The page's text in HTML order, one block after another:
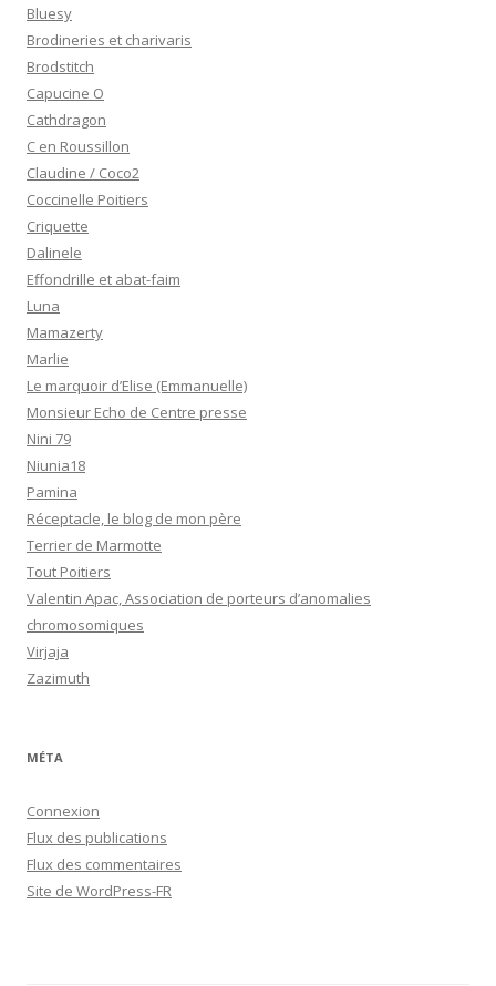
Bluesy
Brodineries et charivaris
Brodstitch
Capucine O
Cathdragon
C en Roussillon
Claudine / Coco2
Coccinelle Poitiers
Criquette
Dalinele
Effondrille et abat-faim
Luna
Mamazerty
Marlie
Le marquoir d’Elise (Emmanuelle)
Monsieur Echo de Centre presse
Nini 79
Niunia18
Pamina
Réceptacle, le blog de mon père
Terrier de Marmotte
Tout Poitiers
Valentin Apac, Association de porteurs d’anomalies
chromosomiques
Virjaja
Zazimuth
MÉTA
Connexion
Flux des publications
Flux des commentaires
Site de WordPress-FR